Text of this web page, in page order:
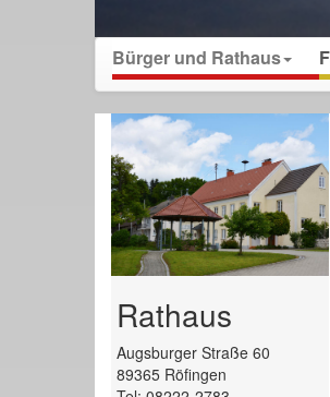
Bürger und Rathaus
Rathaus
Augsburger Straße 60
89365 Röfingen